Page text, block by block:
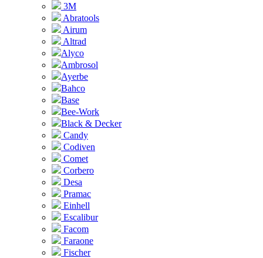
3M
Abratools
Airum
Altrad
Alyco
Ambrosol
Ayerbe
Bahco
Base
Bee-Work
Black & Decker
Candy
Codiven
Comet
Corbero
Desa
Pramac
Einhell
Escalibur
Facom
Faraone
Fischer